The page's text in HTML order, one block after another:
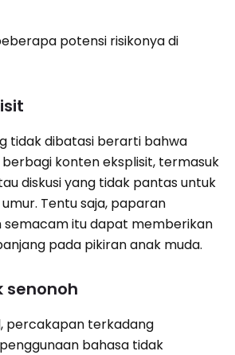
potensi risikonya di
tidak dibatasi berarti bahwa
konten eksplisit, termasuk
diskusi yang tidak pantas untuk
Tentu saja, paparan
itu dapat memberikan
pada pikiran anak muda.
senonoh
percakapan terkadang
bahasa tidak